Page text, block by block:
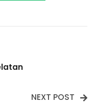
NEXT POST